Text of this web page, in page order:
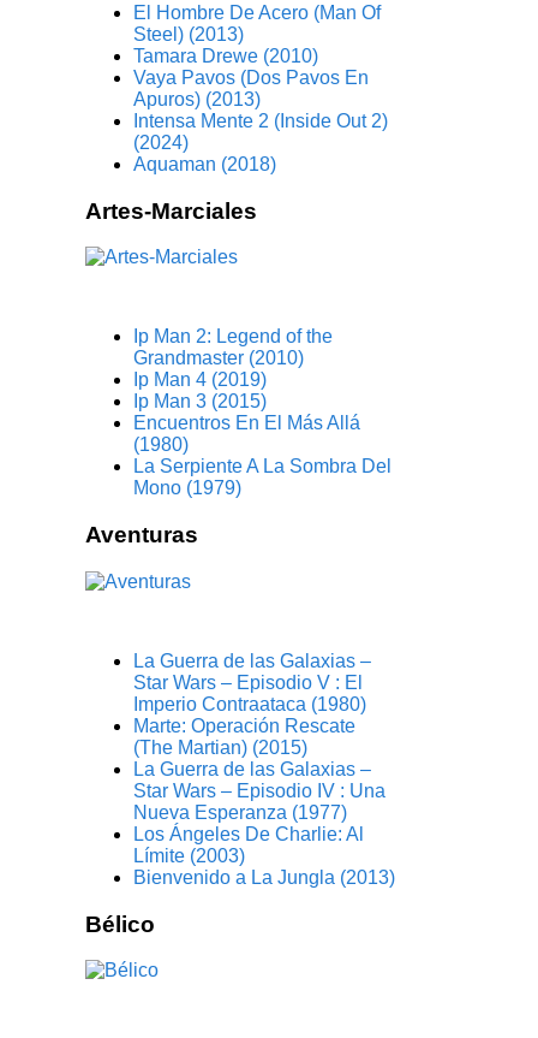
El Hombre De Acero (Man Of
Steel) (2013)
Tamara Drewe (2010)
Vaya Pavos (Dos Pavos En
Apuros) (2013)
Intensa Mente 2 (Inside Out 2)
(2024)
Aquaman (2018)
Artes-Marciales
Ip Man 2: Legend of the
Grandmaster (2010)
Ip Man 4 (2019)
Ip Man 3 (2015)
Encuentros En El Más Allá
(1980)
La Serpiente A La Sombra Del
Mono (1979)
Aventuras
La Guerra de las Galaxias –
Star Wars – Episodio V : El
Imperio Contraataca (1980)
Marte: Operación Rescate
(The Martian) (2015)
La Guerra de las Galaxias –
Star Wars – Episodio IV : Una
Nueva Esperanza (1977)
Los Ángeles De Charlie: Al
Límite (2003)
Bienvenido a La Jungla (2013)
Bélico